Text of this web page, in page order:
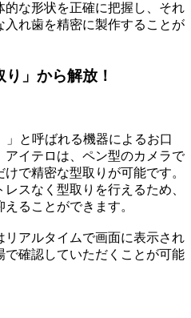
的な形状を正確に把握し、それ
入れ歯を精密に製作することが
」から解放！
」と呼ばれる機器によるお口
イテロは、ペン型のカメラで
で精密な型取りが可能です。
スなく型取りを行えるため、
えることができます。
リアルタイムで画面に表示され
で確認していただくことが可能